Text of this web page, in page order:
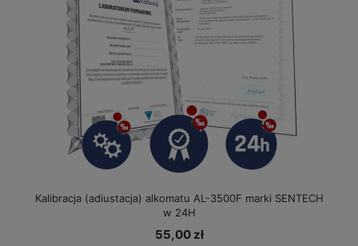
Kalibracja (adiustacja) alkomatu AL-3500F marki SENTECH
w 24H
55,00 zł